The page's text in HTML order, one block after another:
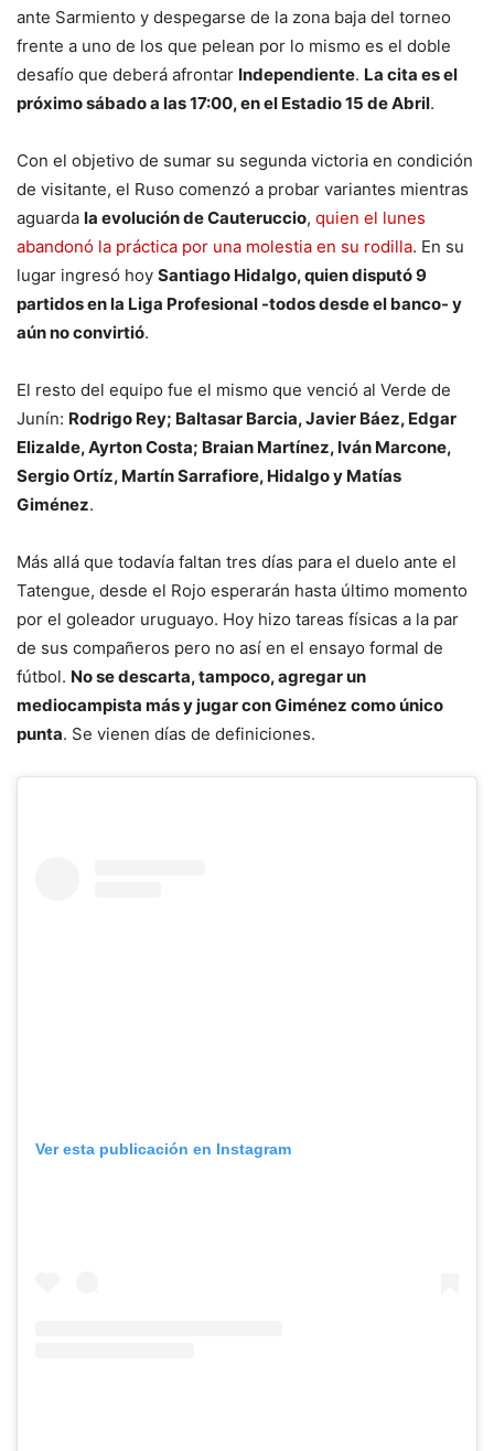
ante Sarmiento y despegarse de la zona baja del torneo
frente a uno de los que pelean por lo mismo es el doble
desafío que deberá afrontar Independiente. La cita es el
próximo sábado a las 17:00, en el Estadio 15 de Abril.
Con el objetivo de sumar su segunda victoria en condición
de visitante, el Ruso comenzó a probar variantes mientras
aguarda la evolución de Cauteruccio, quien el lunes
abandonó la práctica por una molestia en su rodilla. En su
lugar ingresó hoy Santiago Hidalgo, quien disputó 9
partidos en la Liga Profesional -todos desde el banco- y
aún no convirtió.
El resto del equipo fue el mismo que venció al Verde de
Junín: Rodrigo Rey; Baltasar Barcia, Javier Báez, Edgar
Elizalde, Ayrton Costa; Braian Martínez, Iván Marcone,
Sergio Ortíz, Martín Sarrafiore, Hidalgo y Matías
Giménez.
Más allá que todavía faltan tres días para el duelo ante el
Tatengue, desde el Rojo esperarán hasta último momento
por el goleador uruguayo. Hoy hizo tareas físicas a la par
de sus compañeros pero no así en el ensayo formal de
fútbol. No se descarta, tampoco, agregar un
mediocampista más y jugar con Giménez como único
punta. Se vienen días de definiciones.
Ver esta publicación en Instagram